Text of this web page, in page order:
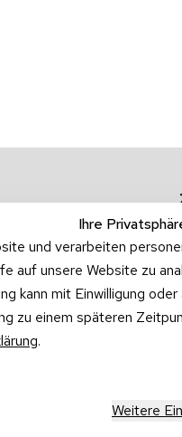
Ihre
und verarbeiten
auf unsere Website zu
kann mit Einwilligung
zu einem späteren
.
Weitere